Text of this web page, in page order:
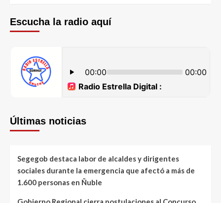
Escucha la radio aquí
Últimas noticias
Segegob destaca labor de alcaldes y dirigentes
sociales durante la emergencia que afectó a más de
1.600 personas en Ñuble